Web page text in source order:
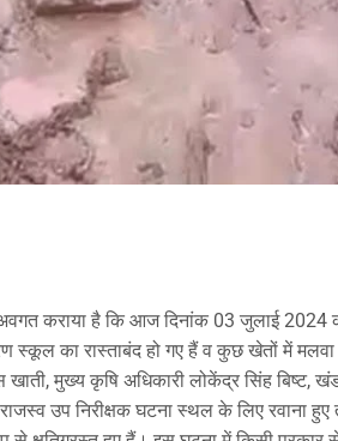
कराया है कि आज दिनांक 03 जुलाई 2024
स्कूल का रास्ताबंद हो गए हैं व कुछ खेतों में
मुख्य कृषि अधिकारी लोकेंद्र सिंह बिष्ट,
उप निरीक्षक घटना स्थल के लिए रवाना